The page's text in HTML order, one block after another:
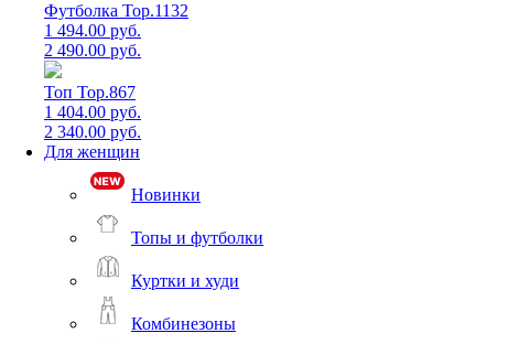
Футболка Top.1132
1 494.00 руб.
2 490.00 руб.
Топ Top.867
1 404.00 руб.
2 340.00 руб.
Для женщин
Новинки
Топы и футболки
Куртки и худи
Комбинезоны